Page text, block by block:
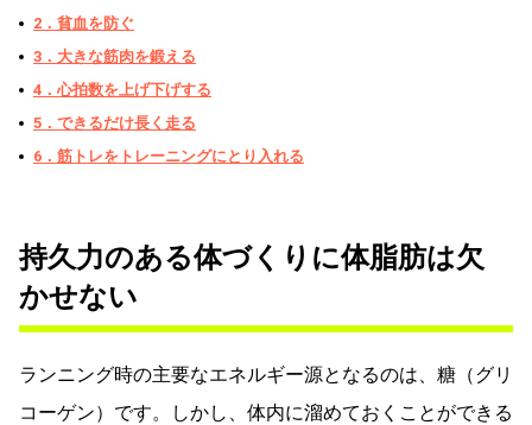
2．貧血を防ぐ
3．大きな筋肉を鍛える
4．心拍数を上げ下げする
5．できるだけ長く走る
6．筋トレをトレーニングにとり入れる
持久力のある体づくりに体脂肪は欠
かせない
ランニング時の主要なエネルギー源となるのは、糖（グリ
コーゲン）です。しかし、体内に溜めておくことができる